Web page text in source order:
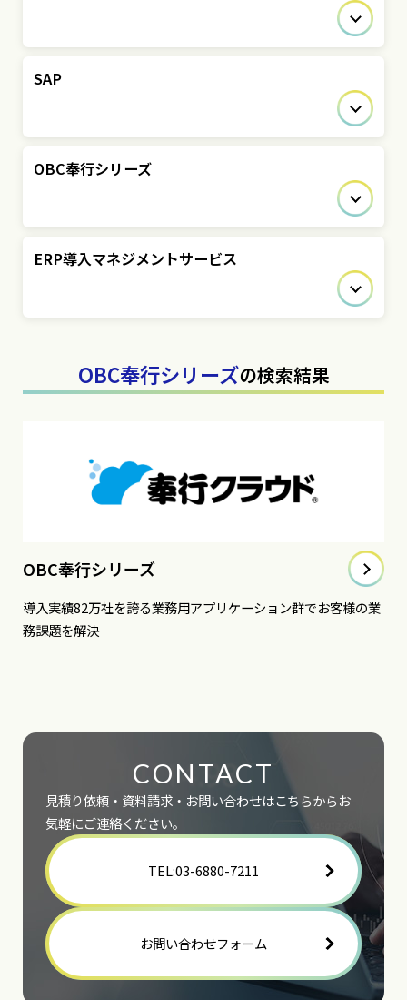
SAP
OBC奉行シリーズ
ERP導入マネジメントサービス
OBC奉行シリーズの検索結果
OBC奉行シリーズ
導入実績82万社を誇る業務用アプリケーション群でお客様の業
務課題を解決
CONTACT
見積り依頼・資料請求・お問い合わせはこちらからお
気軽にご連絡ください。
TEL:03-6880-7211
お問い合わせフォーム